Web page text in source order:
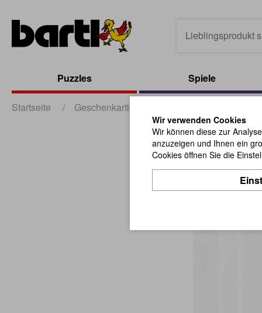
Puzzles Spiele
Startseite / Geschenkartikel
Wir verwenden Cookies
Wir können diese zur
anzuzeigen und Ihnen ein
Cookies öffnen Sie die